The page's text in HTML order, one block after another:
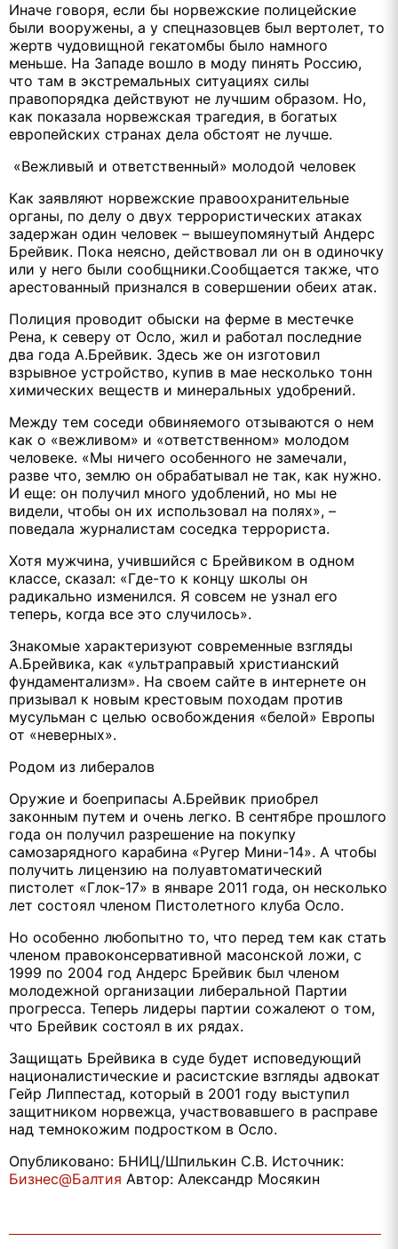
Иначе говоря, если бы норвежские полицейские
были вооружены, а у спецназовцев был вертолет, то
жертв чудовищной гекатомбы было намного
меньше. На Западе вошло в моду пинять Россию,
что там в экстремальных ситуациях силы
правопорядка действуют не лучшим образом. Но,
как показала норвежская трагедия, в богатых
европейских странах дела обстоят не лучше.
«Вежливый и ответственный» молодой человек
Как заявляют норвежские правоохранительные
органы, по делу о двух террористических атаках
задержан один человек – вышеупомянутый Андерс
Брейвик. Пока неясно, действовал ли он в одиночку
или у него были сообщники.Сообщается также, что
арестованный признался в совершении обеих атак.
Полиция проводит обыски на ферме в местечке
Рена, к северу от Осло, жил и работал последние
два года А.Брейвик. Здесь же он изготовил
взрывное устройство, купив в мае несколько тонн
химических веществ и минеральных удобрений.
Между тем соседи обвиняемого отзываются о нем
как о «вежливом» и «ответственном» молодом
человеке. «Мы ничего особенного не замечали,
разве что, землю он обрабатывал не так, как нужно.
И еще: он получил много удоблений, но мы не
видели, чтобы он их использовал на полях», –
поведала журналистам соседка террориста.
Хотя мужчина, учившийся с Брейвиком в одном
классе, сказал: «Где-то к концу школы он
радикально изменился. Я совсем не узнал его
теперь, когда все это случилось».
Знакомые характеризуют современные взгляды
А.Брейвика, как «ультраправый христианский
фундаментализм». На своем сайте в интернете он
призывал к новым крестовым походам против
мусульман с целью освобождения «белой» Европы
от «неверных».
Родом из либералов
Оружие и боеприпасы А.Брейвик приобрел
законным путем и очень легко. В сентябре прошлого
года он получил разрешение на покупку
самозарядного карабина «Ругер Мини-14». А чтобы
получить лицензию на полуавтоматический
пистолет «Глок-17» в январе 2011 года, он несколько
лет состоял членом Пистолетного клуба Осло.
Но особенно любопытно то, что перед тем как стать
членом правоконсервативной масонской ложи, с
1999 по 2004 год Андерс Брейвик был членом
молодежной организации либеральной Партии
прогресса. Теперь лидеры партии сожалеют о том,
что Брейвик состоял в их рядах.
Защищать Брейвика в суде будет исповедующий
националистические и расистские взгляды адвокат
Гейр Липпестад, который в 2001 году выступил
защитником норвежца, участвовавшего в расправе
над темнокожим подростком в Осло.
Опубликовано: БНИЦ/Шпилькин С.В. Источник:
Бизнес@Балтия Автор: Александр Мосякин